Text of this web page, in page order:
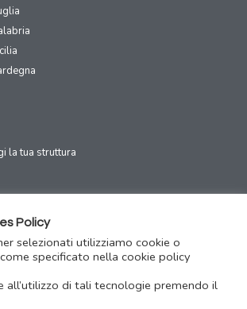
la tua struttura
Policy
selezionati utilizziamo cookie o
specificato nella cookie policy
all’utilizzo di tali tecnologie premendo il